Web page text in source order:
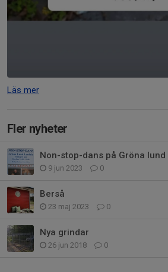
Läs mer
Fler nyheter
Non-stop-dans på Gröna lund
9 jun 2023 0
Berså
23 maj 2023 0
Nya grindar
26 jun 2018 0